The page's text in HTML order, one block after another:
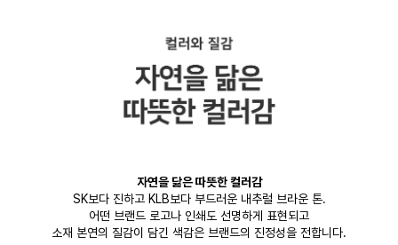
자연을 닮은 따뜻한 컬러감
SK보다 진하고 KLB보다 부드러운 내추럴 브라운 톤.
어떤 브랜드 로고나 인쇄도 선명하게 표현되고
소재 본연의 질감이 담긴 색감은 브랜드의 진정성을 전합니다.